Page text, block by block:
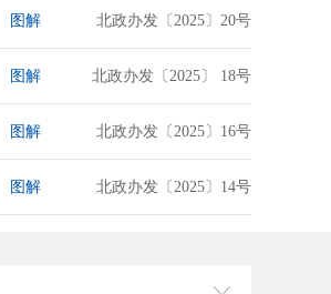
图解 北政办发〔2025〕20号
图解 北政办发〔2025〕 18号
图解 北政办发〔2025〕16号
图解 北政办发〔2025〕14号